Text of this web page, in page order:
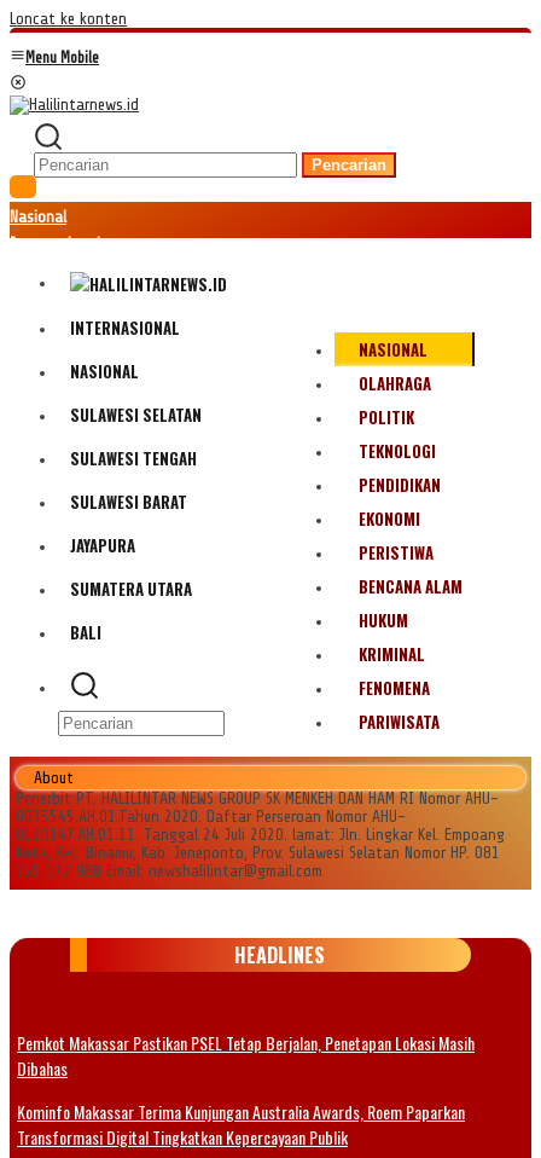
Loncat ke konten
Menu Mobile
Pencarian
Nasional
Internasional
Politik
Olahraga
Bencana Alam
INTERNASIONAL
NASIONAL
SULAWESI SELATAN
SULAWESI TENGAH
SULAWESI BARAT
JAYAPURA
SUMATERA UTARA
BALI
NASIONAL
OLAHRAGA
POLITIK
TEKNOLOGI
PENDIDIKAN
EKONOMI
PERISTIWA
BENCANA ALAM
HUKUM
KRIMINAL
FENOMENA
PARIWISATA
About
Penerbit PT. HALILINTAR NEWS GROUP SK MENKEH DAN HAM RI Nomor AHU-
0035545.AH.01.Tahun 2020. Daftar Perseroan Nomor AHU-
0120147.AH.01.11. Tanggal 24 Juli 2020. lamat: Jln. Lingkar Kel. Empoang
Kota, Kec. Binamu, Kab. Jeneponto, Prov. Sulawesi Selatan Nomor HP. 081
355 177 988 Email: newshalilintar@gmail.com
HEADLINES
Pemkot Makassar Pastikan PSEL Tetap Berjalan, Penetapan Lokasi Masih
Dibahas
Kominfo Makassar Terima Kunjungan Australia Awards, Roem Paparkan
Transformasi Digital Tingkatkan Kepercayaan Publik